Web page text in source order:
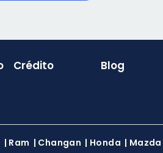
Crédito Blog
| Ram | Changan | Honda | Mazda